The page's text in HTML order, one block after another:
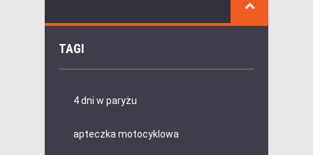
TAGI
4 dni w paryżu
apteczka motocyklowa